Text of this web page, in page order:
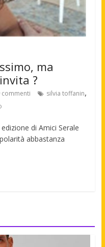
ma
?
commenti silvia toffanin,
di Amici Serale
abbastanza